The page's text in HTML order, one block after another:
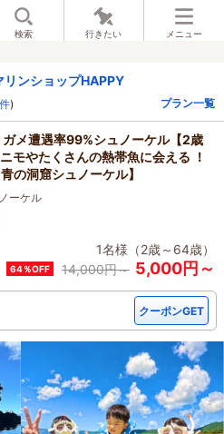
検索 行きたい メニュー
ンショップHAPPY
) プラン一覧
ガメ遭遇率99%シュノーケル【2歳
モやたくさんの熱帯魚に会える ！
の洞窟シュノーケル】
ーケル
1名様（2歳～64歳）
64％OFF 14,000円～ 5,000円～
クーポンGET